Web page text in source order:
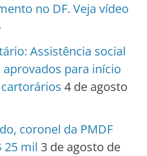
no DF. Veja vídeo
Assistência social
para início
4 de agosto
coronel da PMDF
25 mil 3 de agosto de